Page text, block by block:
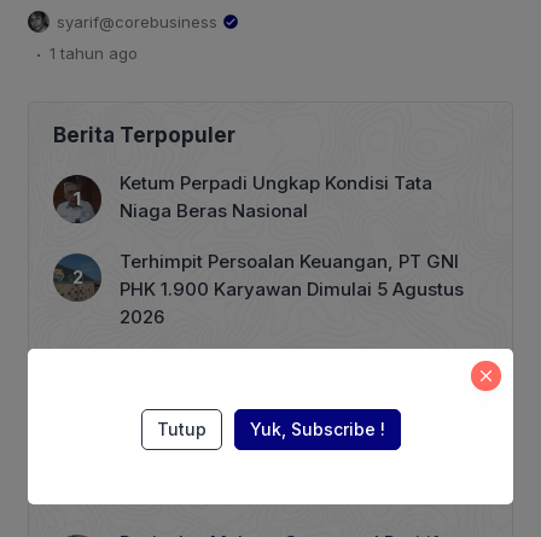
Joewono membuka secara resmi
rangkaian kegiatan penukaran uang
rupiah pada momen Ramadan dan
hingga 27 Maret 2025 ini, BI bekerja
sama dengan perbankan menyediakan
layanan penukaran uang rupiah di
seluruh wilayah Indonesia. BI
mempersiapkan uang layak edar (ULE)
syarif@corebusiness
. 1 tahun ago
Berita Terpopuler
Ketum Perpadi Ungkap Kondisi Tata
Niaga Beras Nasional
Terhimpit Persoalan Keuangan, PT GNI
PHK 1.900 Karyawan Dimulai 5 Agustus
2026
Lokakarya Regional untuk Memperkuat
Tata Kelola Perhutanan Sosial
Tutup Yuk, Subscribe !